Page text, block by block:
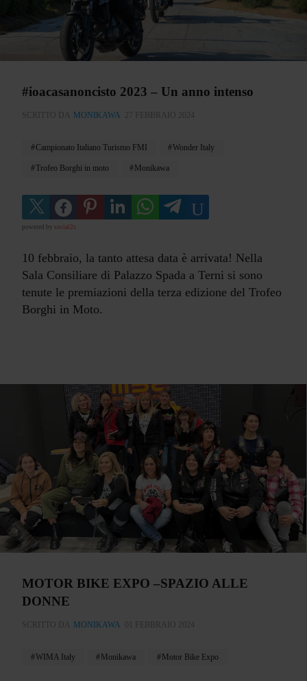
#ioacasanoncisto 2023 – Un anno intenso
SCRITTO DA MONIKAWA 27 FEBBRAIO 2024
Campionato Italiano Turismo FMI Wonder Italy
Trofeo Borghi in moto Monikawa
powered by social2s
10 febbraio, la tanto attesa data è arrivata! Nella
Sala Consiliare di Palazzo Spada a Terni si sono
tenute le premiazioni della terza edizione del Trofeo
Borghi in Moto.
MOTOR BIKE EXPO –SPAZIO ALLE
DONNE
SCRITTO DA MONIKAWA 01 FEBBRAIO 2024
WIMA Italy Monikawa Motor Bike Expo